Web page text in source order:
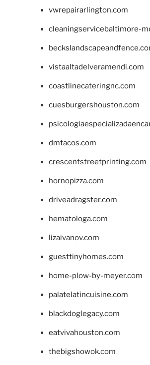
vwrepairarlington.com
cleaningservicebaltimore-
vistaaltadelveramendi.com
coastlinecateringnc.com
cuesburgershouston.com
dmtacos.com
crescentstreetprinting.com
hornopizza.com
driveadragster.com
hematologa.com
lizaivanov.com
guesttinyhomes.com
home-plow-by-meyer.com
palatelatincuisine.com
blackdoglegacy.com
eatvivahouston.com
thebigshowok.com